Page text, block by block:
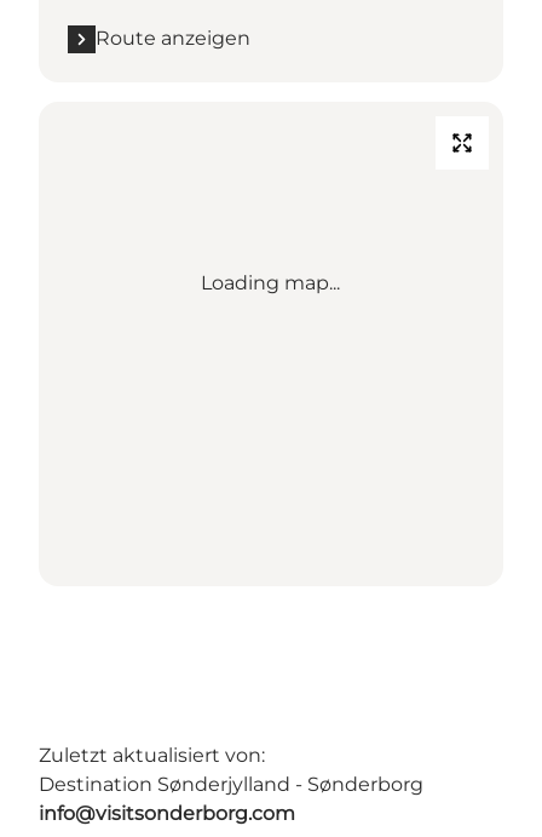
Route anzeigen
Loading map...
Zuletzt aktualisiert von:
Destination Sønderjylland - Sønderborg
info@visitsonderborg.com